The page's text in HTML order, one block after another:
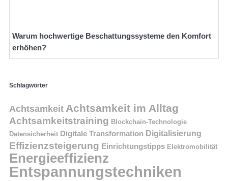
Warum hochwertige Beschattungssysteme den Komfort
erhöhen?
Schlagwörter
Achtsamkeit Achtsamkeit im Alltag
Achtsamkeitstraining Blockchain-Technologie
Datensicherheit Digitale Transformation Digitalisierung
Effizienzsteigerung Einrichtungstipps Elektromobilität
Energieeffizienz
Entspannungstechniken